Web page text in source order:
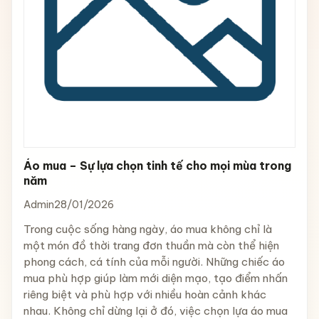
Áo mua – Sự lựa chọn tinh tế cho mọi mùa trong
năm
Admin28/01/2026
Trong cuộc sống hàng ngày, áo mua không chỉ là
một món đồ thời trang đơn thuần mà còn thể hiện
phong cách, cá tính của mỗi người. Những chiếc áo
mua phù hợp giúp làm mới diện mạo, tạo điểm nhấn
riêng biệt và phù hợp với nhiều hoàn cảnh khác
nhau. Không chỉ dừng lại ở đó, việc chọn lựa áo mua